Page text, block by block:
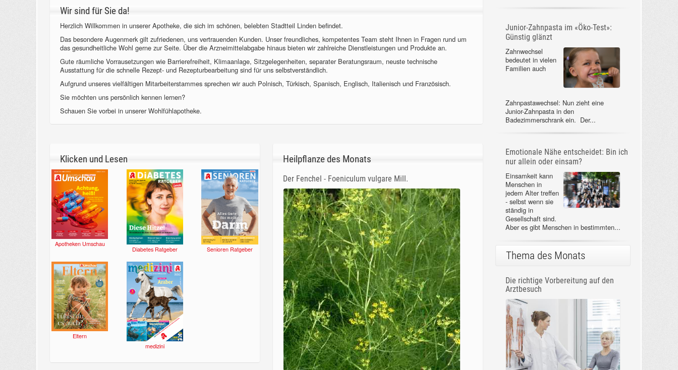
Wir sind für Sie da!
Herzlich Willkommen in unserer Apotheke, die sich im schönen, belebten Stadtteil Linden befindet.
Das besondere Augenmerk gilt zufriedenen, uns vertrauenden Kunden. Unser freundliches, kompetentes Team steht Ihnen in Fragen rund um
das gesundheitliche Wohl gerne zur Seite. Über die Arzneimittelabgabe hinaus bieten wir zahlreiche Dienstleistungen und Produkte an.
Gute räumliche Vorrausetzungen wie Barrierefreiheit, Klimaanlage, Sitzgelegenheiten, separater Beratungsraum, neuste technische
Ausstattung für die schnelle Rezept- und Rezepturbearbeitung sind für uns selbstverständlich.
Aufgrund unseres vielfältigen Mitarbeiterstammes sprechen wir auch Polnisch, Türkisch, Spanisch, Englisch, Italienisch und Französisch.
Sie möchten uns persönlich kennen lernen?
Schauen Sie vorbei in unserer Wohlfühlapotheke.
Klicken und Lesen
Apotheken Umschau
Diabetes Ratgeber Senioren Ratgeber
Eltern
medizini
Heilpflanze des Monats
Der Fenchel - Foeniculum vulgare Mill.
Junior-Zahnpasta im «Öko-Test»:
Günstig glänzt
Zahnwechsel
bedeutet in vielen
Familien auch
Zahnpastawechsel: Nun zieht eine
Junior-Zahnpasta in den
Badezimmerschrank ein. Der...
Emotionale Nähe entscheidet: Bin ich
nur allein oder einsam?
Einsamkeit kann
Menschen in
jedem Alter treffen
- selbst wenn sie
ständig in
Gesellschaft sind.
Aber es gibt Menschen in bestimmten...
Thema des Monats
Die richtige Vorbereitung auf den
Arztbesuch